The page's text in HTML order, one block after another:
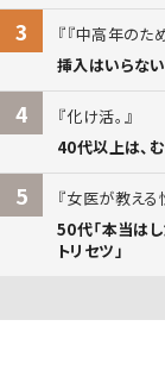
3
『中高年のた
挿入はいらな
4
化け活。
40代以上は、
5
女医が教える
50代「本当は
トリセツ」